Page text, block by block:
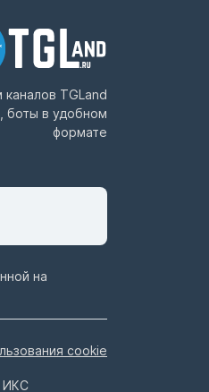
каналов TGLand
боты в удобном
формате
на
cookie